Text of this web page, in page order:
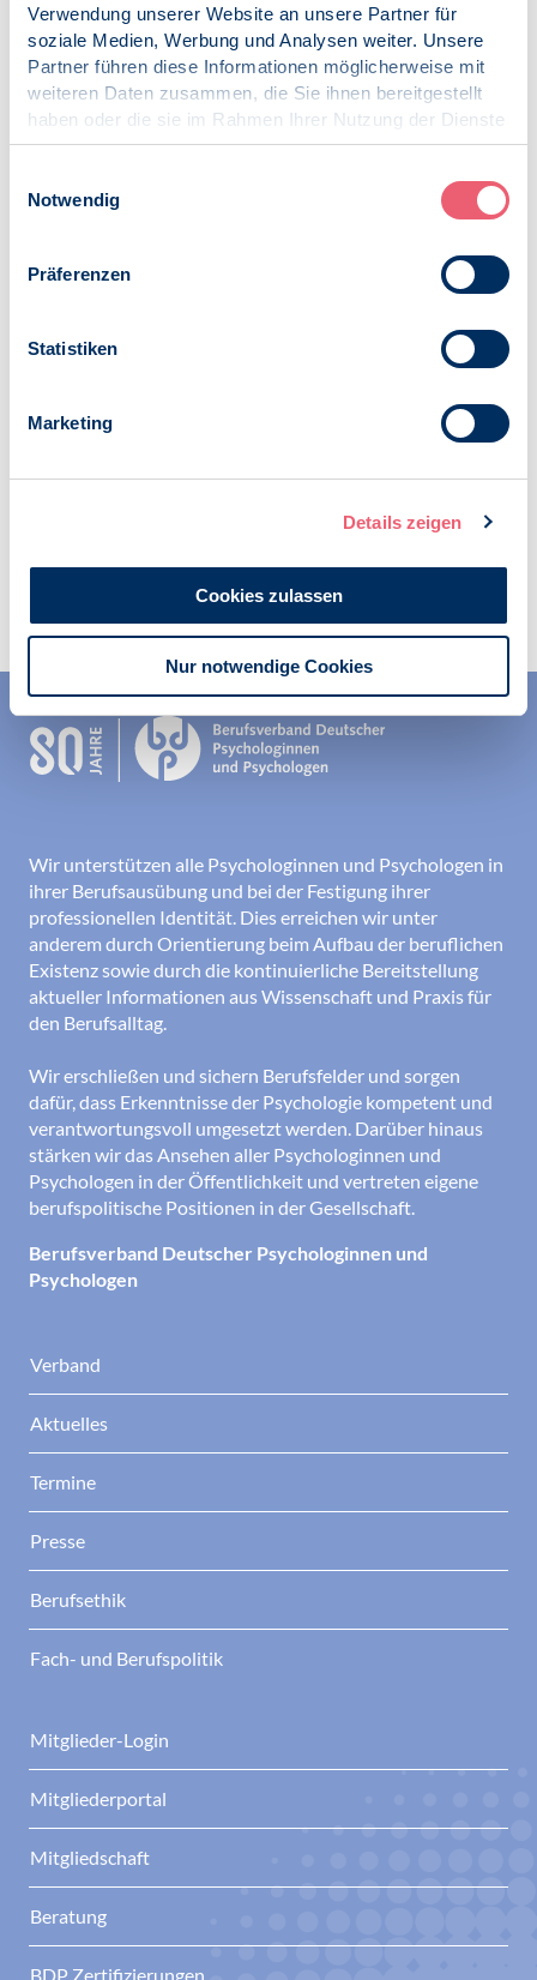
Verwendung unserer Website an unsere Partner für
soziale Medien, Werbung und Analysen weiter. Unsere
Partner führen diese Informationen möglicherweise mit
weiteren Daten zusammen, die Sie ihnen bereitgestellt
haben oder die sie im Rahmen Ihrer Nutzung der Dienste
gesammelt haben.
Notwendig
Präferenzen
Statistiken
Marketing
Details zeigen
Cookies zulassen
Nur notwendige Cookies
Kichwa (PDF, 114KB)
Macedonian (PDF, 355KB)
Portuguese (PDF, 44KB)
Russian (PDF, 256KB)
Spanish (PDF, 225KB)
Urdu (PDF, 50KB)
19.06.2020
News
Wir unterstützen alle Psychologinnen und Psychologen in
ihrer Berufsausübung und bei der Festigung ihrer
professionellen Identität. Dies erreichen wir unter
anderem durch Orientierung beim Aufbau der beruflichen
Existenz sowie durch die kontinuierliche Bereitstellung
aktueller Informationen aus Wissenschaft und Praxis für
den Berufsalltag.
Wir erschließen und sichern Berufsfelder und sorgen
dafür, dass Erkenntnisse der Psychologie kompetent und
verantwortungsvoll umgesetzt werden. Darüber hinaus
stärken wir das Ansehen aller Psychologinnen und
Psychologen in der Öffentlichkeit und vertreten eigene
berufspolitische Positionen in der Gesellschaft.
Berufsverband Deutscher Psychologinnen und
Psychologen
Verband
Aktuelles
Termine
Presse
Berufsethik
Fach- und Berufspolitik
Mitglieder-Login
Mitgliederportal
Mitgliedschaft
Beratung
BDP Zertifizierungen